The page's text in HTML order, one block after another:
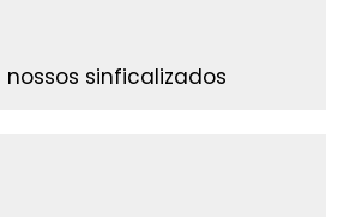
nossos sinficalizados